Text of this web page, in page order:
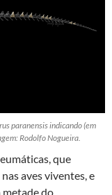
paranensis indicando (em
Rodolfo Nogueira.
que
aves viventes, e
metade do